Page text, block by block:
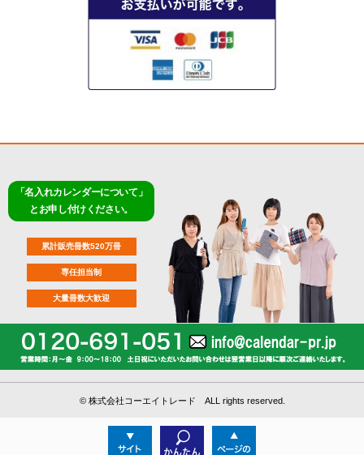
「名入れカレンダーについて」
とお申し付けください。
累計販売冊数520万冊
専任担当制
大量冊数大歓迎
©株式会社コーエイトレード ALL rights reserved.